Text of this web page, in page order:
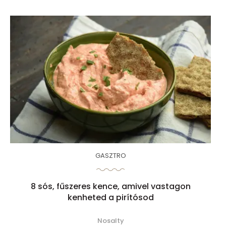
GASZTRO
8 sós, fűszeres kence, amivel vastagon
kenheted a pirítósod
Nosalty